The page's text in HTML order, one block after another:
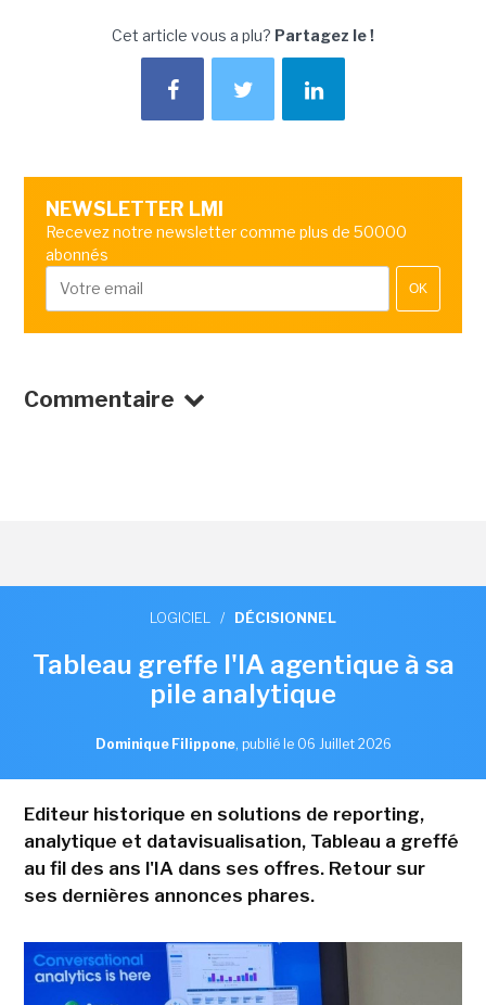
Cet article vous a plu? Partagez le !
NEWSLETTER LMI
Recevez notre newsletter comme plus de 50000
abonnés
OK
Commentaire
LOGICIEL / DÉCISIONNEL
Tableau greffe l'IA agentique à sa
pile analytique
Dominique Filippone, publié le 06 Juillet 2026
Editeur historique en solutions de reporting,
analytique et datavisualisation, Tableau a greffé
au fil des ans l'IA dans ses offres. Retour sur
ses dernières annonces phares.